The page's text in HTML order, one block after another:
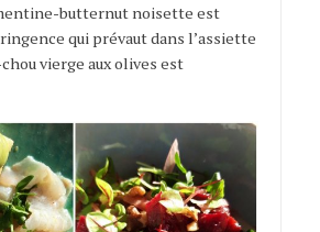
butternut noisette est
qui prévaut dans l’assiette
vierge aux olives est